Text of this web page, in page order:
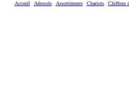
Accueil Aérosols Assortiments Chariots Chiffons